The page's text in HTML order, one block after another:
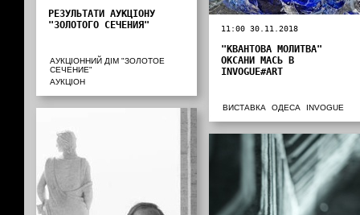
РЕЗУЛЬТАТИ АУКЦІОНУ
"ЗОЛОТОГО СЕЧЕНИЯ"
АУКЦІОННИЙ ДІМ "ЗОЛОТОЕ
СЕЧЕНИЕ"
АУКЦІОН
11:00 30.11.2018
"КВАНТОВА МОЛИТВА"
ОКСАНИ МАСЬ В
INVOGUE#ART
ВИСТАВКА ОДЕСА INVOGUE